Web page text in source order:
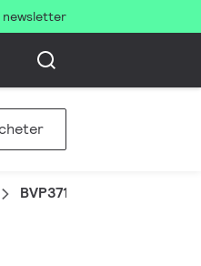
newsletter
BVP371 12LED 30K 220V